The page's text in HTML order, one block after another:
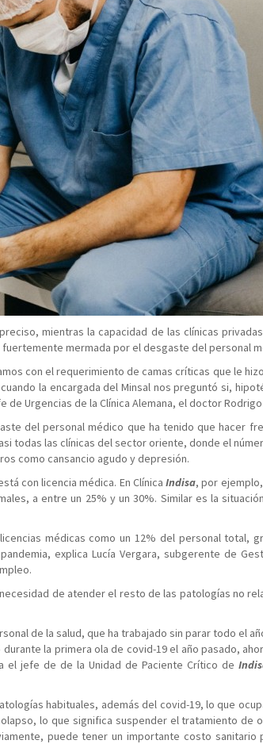
mientras la capacidad de las clínicas
mermada por el desgaste del personal
con el requerimiento de camas críticas que le
la encargada del Minsal nos preguntó si,
Urgencias de la Clínica Alemana, el doctor Rodrigo
del personal médico que ha tenido que hacer
todas las clínicas del sector oriente, donde el
como cansancio agudo y depresión.
con licencia médica. En ClínicaIndisa, por
a entre un 25% y un 30%. Similar es la
médicas como un 12% del personal total,
explica Lucía Vergara, subgerente de
de atender el resto de las patologías no
de la salud, que ha trabajado sin parar todo el
la primera ola de covid-19 el año pasado,
el jefe de de la Unidad de Paciente Crítico de
habituales, además del covid-19, lo que
lo que significa suspender el tratamiento de
puede tener un importante costo sanitario